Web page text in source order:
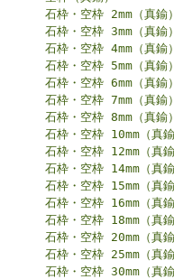
石枠・空枠 2mm（真鍮）
石枠・空枠 3mm（真鍮）
石枠・空枠 4mm（真鍮）
石枠・空枠 5mm（真鍮）
石枠・空枠 6mm（真鍮）
石枠・空枠 7mm（真鍮）
石枠・空枠 8mm（真鍮）
石枠・空枠 10mm（真鍮
石枠・空枠 12mm（真鍮
石枠・空枠 14mm（真鍮
石枠・空枠 15mm（真鍮
石枠・空枠 16mm（真鍮
石枠・空枠 18mm（真鍮
石枠・空枠 20mm（真鍮
石枠・空枠 25mm（真鍮
石枠・空枠 30mm（真鍮